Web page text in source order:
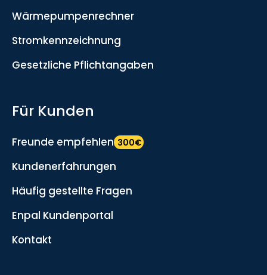
Wärmepumpenrechner
Stromkennzeichnung
Gesetzliche Pflichtangaben
Für Kunden
Freunde empfehlen 300€
Kundenerfahrungen
Häufig gestellte Fragen
Enpal Kundenportal
Kontakt